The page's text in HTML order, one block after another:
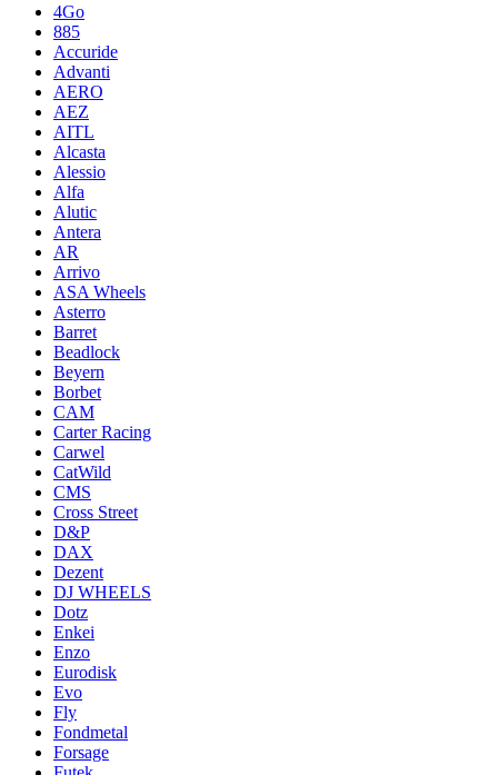
4Go
885
Accuride
Advanti
AERO
AEZ
AITL
Alcasta
Alessio
Alfa
Alutic
Antera
AR
Arrivo
ASA Wheels
Asterro
Barret
Beadlock
Beyern
Borbet
CAM
Carter Racing
Carwel
CatWild
CMS
Cross Street
D&P
DAX
Dezent
DJ WHEELS
Dotz
Enkei
Enzo
Eurodisk
Evo
Fly
Fondmetal
Forsage